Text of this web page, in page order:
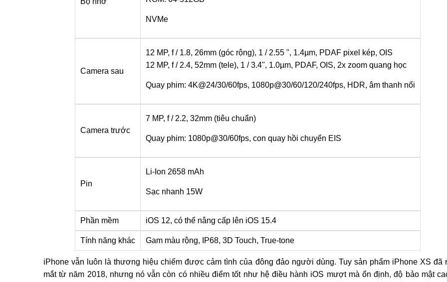
NVMe
Camera sau
12 MP, f / 1.8, 26mm (góc rộng), 1 / 2.55 ", 1.4µm, PDAF pixel kép, OIS
12 MP, f / 2.4, 52mm (tele), 1 / 3.4", 1.0µm, PDAF, OIS, 2x zoom quang học
Quay phim: 4K@24/30/60fps, 1080p@30/60/120/240fps, HDR, âm thanh nổi
Camera trước
7 MP, f / 2.2, 32mm (tiêu chuẩn)
Quay phim: 1080p@30/60fps, con quay hồi chuyển EIS
Pin
Li-Ion 2658 mAh
Sạc nhanh 15W
Phần mềm iOS 12, có thể nâng cấp lên iOS 15.4
Tính năng khác Gam màu rộng, IP68, 3D Touch, True-tone
iPhone vẫn luôn là thương hiệu chiếm được cảm tình của đông đảo người dùng. Tuy sản phẩm iPhone XS đã
mắt từ năm 2018, nhưng nó vẫn còn có nhiều điểm tốt như hệ điều hành iOS mượt mà ổn định, độ bảo mật